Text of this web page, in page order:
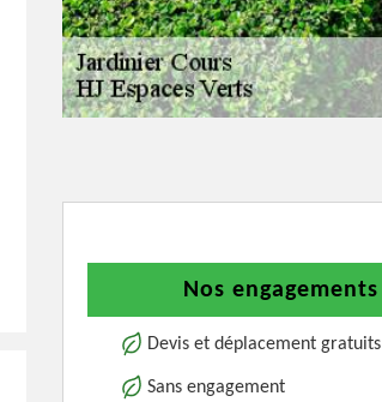
Nos engagements
Devis et déplacement gratuits
Sans engagement